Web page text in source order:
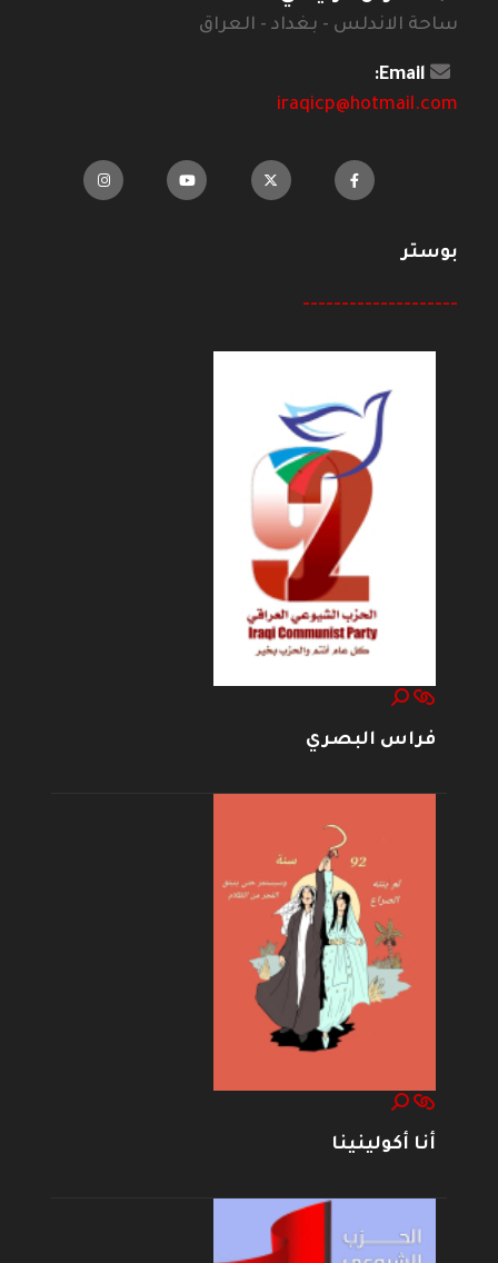
ساحة الاندلس - بغداد - العراق
Email:
iraqicp@hotmail.com
بوستر
--------------------
فراس البصري
أنا أكولينينا